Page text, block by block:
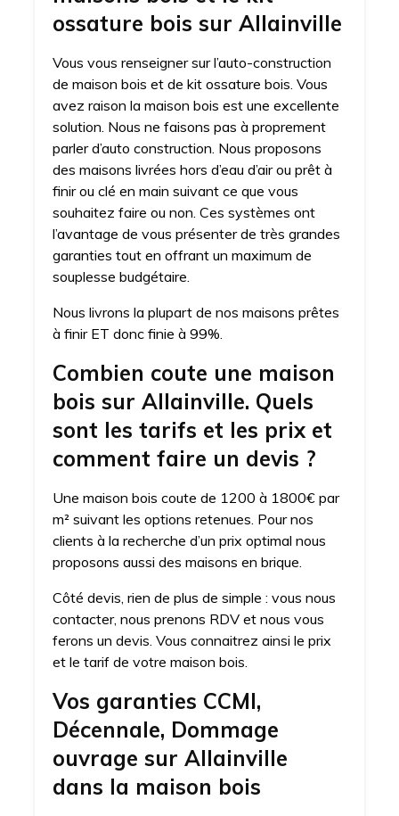
ossature bois sur Allainville
Vous vous renseigner sur l’auto-construction
de maison bois et de kit ossature bois. Vous
avez raison la maison bois est une excellente
solution. Nous ne faisons pas à proprement
parler d’auto construction. Nous proposons
des maisons livrées hors d’eau d’air ou prêt à
finir ou clé en main suivant ce que vous
souhaitez faire ou non. Ces systèmes ont
l’avantage de vous présenter de très grandes
garanties tout en offrant un maximum de
souplesse budgétaire.
Nous livrons la plupart de nos maisons prêtes
à finir ET donc finie à 99%.
Combien coute une maison
bois sur Allainville. Quels
sont les tarifs et les prix et
comment faire un devis ?
Une maison bois coute de 1200 à 1800€ par
m² suivant les options retenues. Pour nos
clients à la recherche d’un prix optimal nous
proposons aussi des maisons en brique.
Côté devis, rien de plus de simple : vous nous
contacter, nous prenons RDV et nous vous
ferons un devis. Vous connaitrez ainsi le prix
et le tarif de votre maison bois.
Vos garanties CCMI,
Décennale, Dommage
ouvrage sur Allainville
dans la maison bois